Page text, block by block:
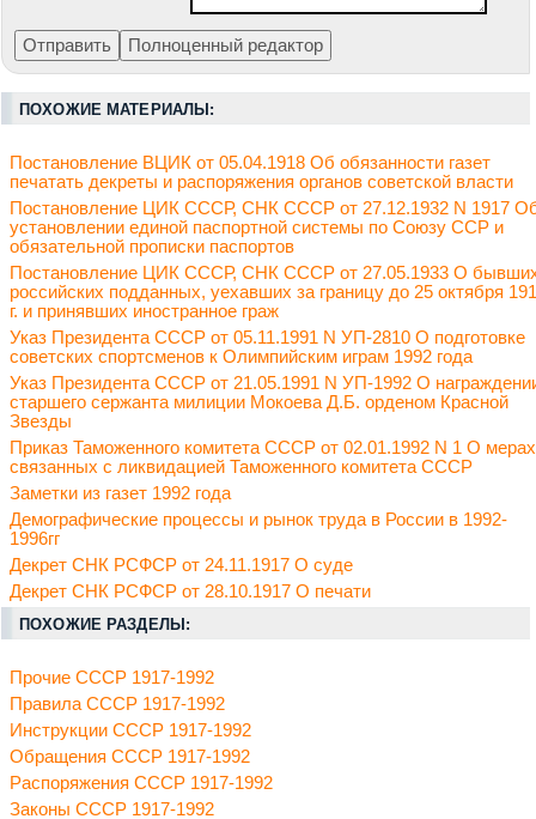
ПОХОЖИЕ МАТЕРИАЛЫ:
Постановление ВЦИК от 05.04.1918 Об обязанности газет
печатать декреты и распоряжения органов советской власти
Постановление ЦИК СССР, СНК СССР от 27.12.1932 N 1917
установлении единой паспортной системы по Союзу ССР и
обязательной прописки паспортов
Постановление ЦИК СССР, СНК СССР от 27.05.1933 О
российских подданных, уехавших за границу до 25 октября
г. и принявших иностранное граж
Указ Президента СССР от 05.11.1991 N УП-2810 О подготовке
советских спортсменов к Олимпийским играм 1992 года
Указ Президента СССР от 21.05.1991 N УП-1992 О
старшего сержанта милиции Мокоева Д.Б. орденом Красной
Звезды
Приказ Таможенного комитета СССР от 02.01.1992 N 1 О
связанных с ликвидацией Таможенного комитета СССР
Заметки из газет 1992 года
Демографические процессы и рынок труда в России в 1992-
1996гг
Декрет СНК РСФСР от 24.11.1917 О суде
Декрет СНК РСФСР от 28.10.1917 О печати
ПОХОЖИЕ РАЗДЕЛЫ:
Прочие СССР 1917-1992
Правила СССР 1917-1992
Инструкции СССР 1917-1992
Обращения СССР 1917-1992
Распоряжения СССР 1917-1992
Законы СССР 1917-1992